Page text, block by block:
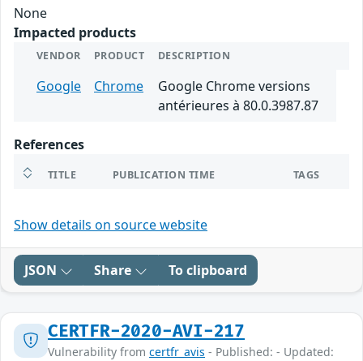
None
Impacted products
VENDOR PRODUCT DESCRIPTION
Google Chrome
Google Chrome versions
antérieures à 80.0.3987.87
References
TITLE PUBLICATION TIME TAGS
Show details on source website
JSON Share To clipboard
CERTFR-2020-AVI-217
Vulnerability from certfr_avis - Published: - Updated: